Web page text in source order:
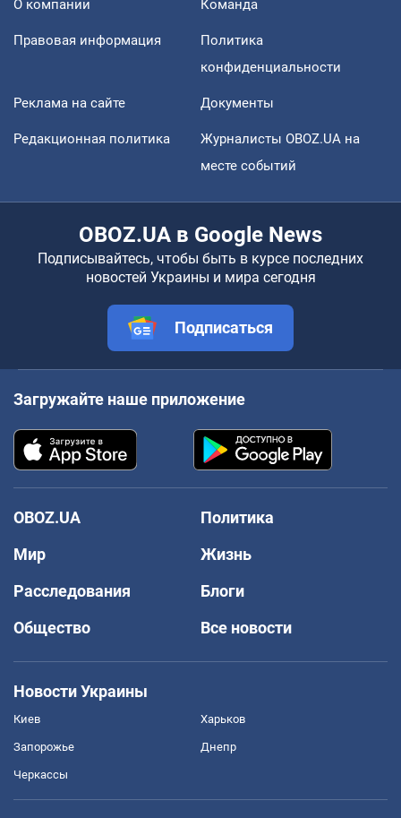
О компании Команда
Правовая информация
Политика
конфиденциальности
Реклама на сайте Документы
Редакционная политика
Журналисты OBOZ.UA на
месте событий
OBOZ.UA в Google News
Подписывайтесь, чтобы быть в курсе последних
новостей Украины и мира сегодня
Подписаться
Загружайте наше приложение
OBOZ.UA
Политика
Мир
Жизнь
Расследования
Блоги
Общество
Все новости
Новости Украины
Киев Харьков
Запорожье Днепр
Черкассы